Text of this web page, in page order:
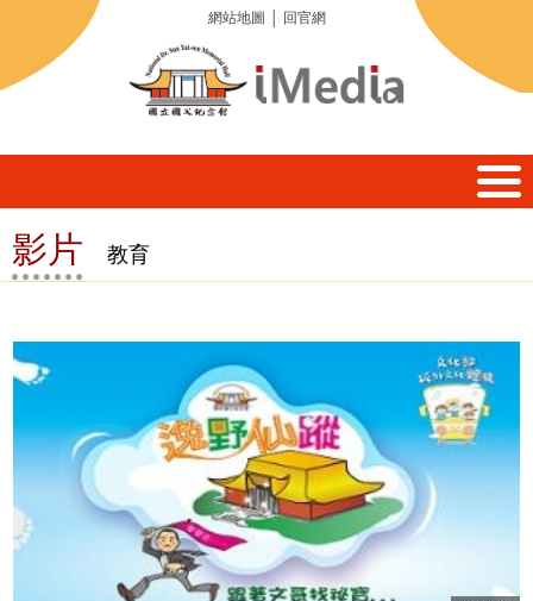
網站地圖 回官網
影片 教育